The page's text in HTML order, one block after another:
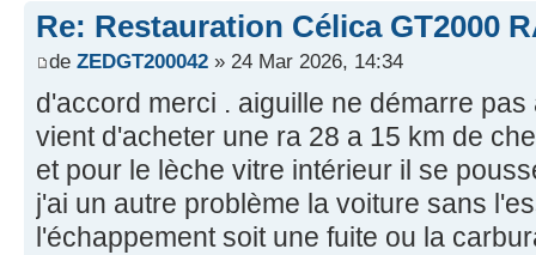
Re: Restauration Célica GT2000
de ZEDGT200042 » 24 Mar 2026, 14:34
d'accord merci . aiguille ne démarre pas
vient d'acheter une ra 28 a 15 km de
et pour le lèche vitre intérieur il se
j'ai un autre problème la voiture sans
l'échappement soit une fuite ou la